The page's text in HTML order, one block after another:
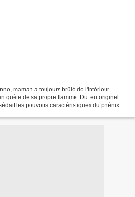
maman a toujours brûlé de l'intérieur.
quête de sa propre flamme. Du feu originel.
les pouvoirs caractéristiques du phénix.